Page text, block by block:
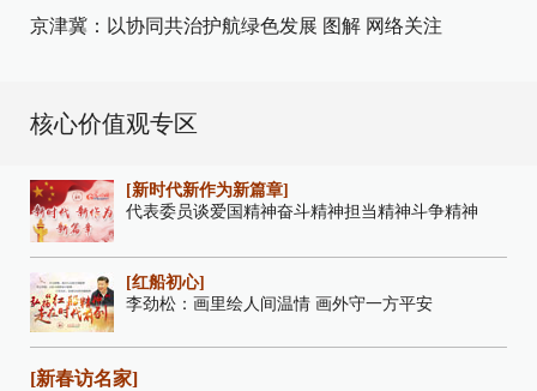
京津冀：以协同共治护航绿色发展 图解 网络关注
核心价值观专区
[新时代新作为新篇章]
代表委员谈爱国精神奋斗精神担当精神斗争精神
[红船初心]
李劲松：画里绘人间温情 画外守一方平安
[新春访名家]